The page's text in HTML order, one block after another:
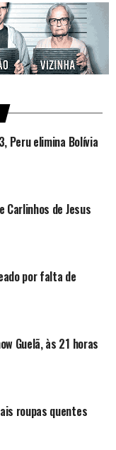
Peru elimina Bolívia
de Jesus
por falta de
Guelã, às 21 horas
roupas quentes